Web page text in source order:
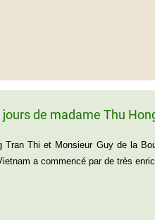
de madame Thu
Thi et Monsieur Guy de la
a commencé par de très